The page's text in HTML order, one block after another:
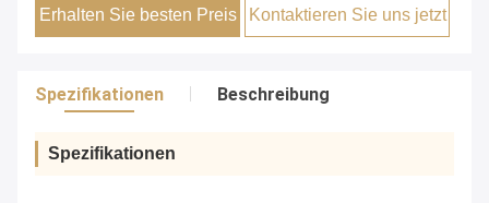
Erhalten Sie besten Preis Kontaktieren Sie uns jetzt
Spezifikationen Beschreibung
Spezifikationen